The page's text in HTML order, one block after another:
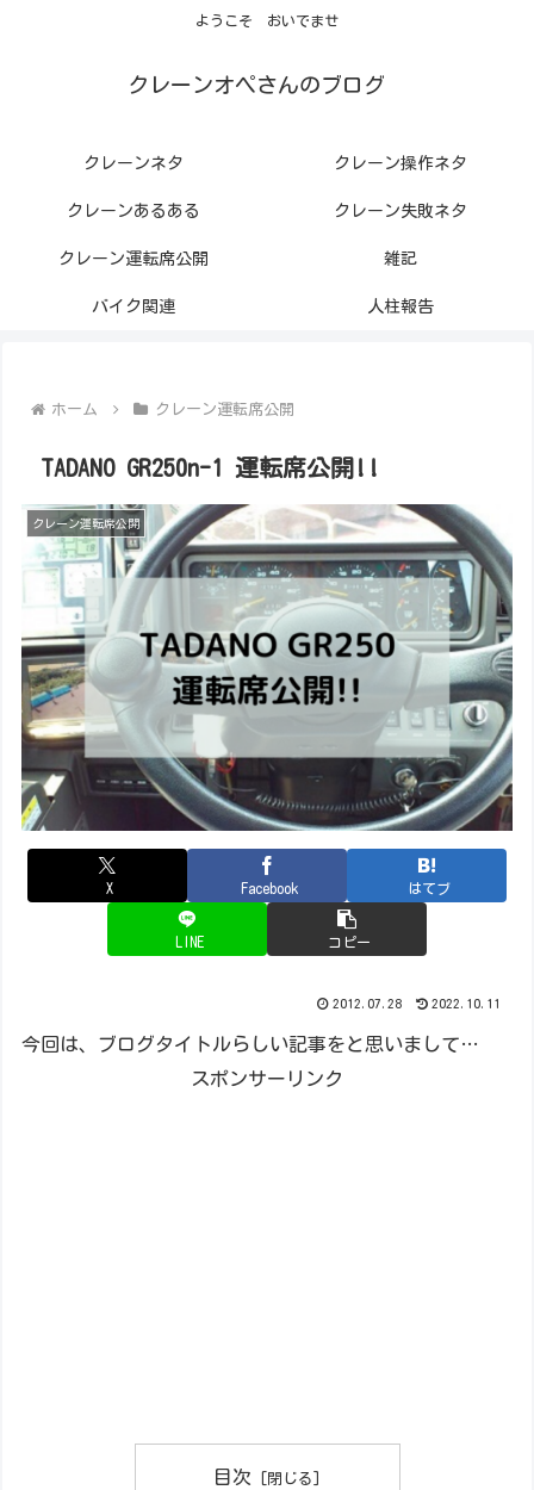
ようこそ おいでませ
クレーンオペさんのブログ
クレーンネタ クレーン操作ネタ
クレーンあるある クレーン失敗ネタ
クレーン運転席公開 雑記
バイク関連 人柱報告
ホーム クレーン運転席公開
TADANO GR250n-1 運転席公開!!
クレーン運転席公開
X Facebook はてブ
LINE コピー
2012.07.28 2022.10.11
今回は、ブログタイトルらしい記事をと思いまして…
スポンサーリンク
目次